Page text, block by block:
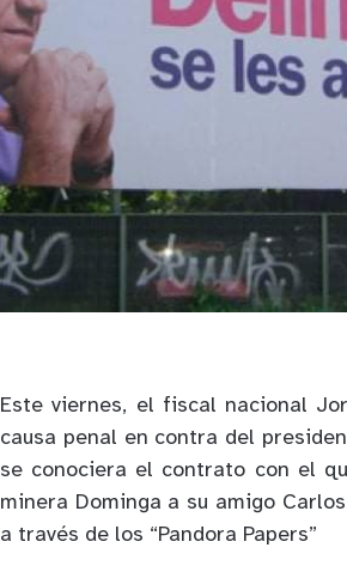
Este viernes, el fiscal nacional
causa penal en contra del
se conociera el contrato con el
minera Dominga a su amigo
a través de los “Pandora Papers”